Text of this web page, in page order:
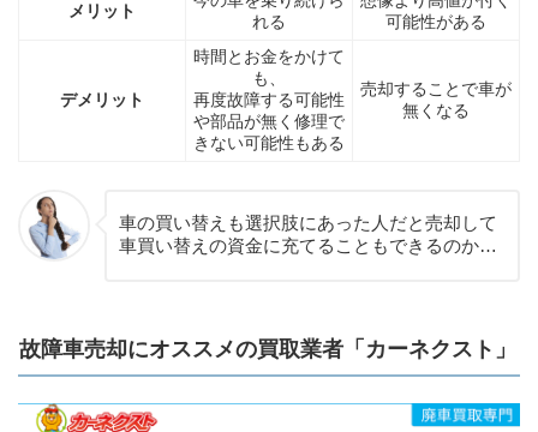
メリット
れる
可能性がある
デメリット
時間とお金をかけて
も、
再度故障する可能性
や部品が無く修理で
きない可能性もある
売却することで車が
無くなる
車の買い替えも選択肢にあった人だと売却して
車買い替えの資金に充てることもできるのか…
故障車売却にオススメの買取業者「カーネクスト」